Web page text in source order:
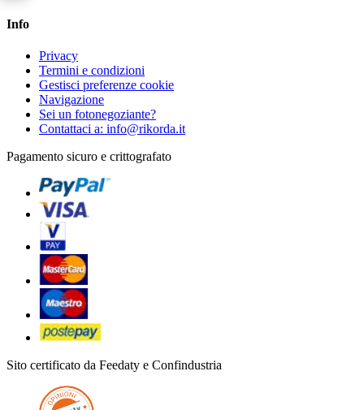
Info
Privacy
Termini e condizioni
Gestisci preferenze cookie
Navigazione
Sei un fotonegoziante?
Contattaci a: info@rikorda.it
Pagamento sicuro e crittografato
Sito certificato da Feedaty e Confindustria